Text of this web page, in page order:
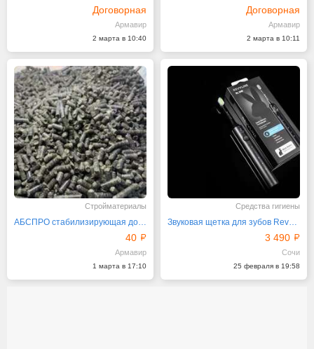
Договорная
Армавир
2 марта в 10:40
Договорная
Армавир
2 марта в 10:11
Стройматериалы
АБСПРО стабилизирующая добавка в ЩМА 40 руб. кг
40
Армавир
1 марта в 17:10
Средства гигиены
Звуковая щетка для зубов Revyline RL040 Black Rabbit
3 490
Сочи
25 февраля в 19:58